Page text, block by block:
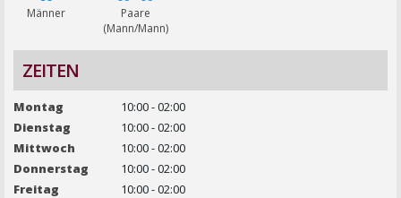
Männer
Paare
(Mann/Mann)
ZEITEN
Montag
10:00 - 02:00
Dienstag
10:00 - 02:00
Mittwoch
10:00 - 02:00
Donnerstag
10:00 - 02:00
Freitag
10:00 - 02:00